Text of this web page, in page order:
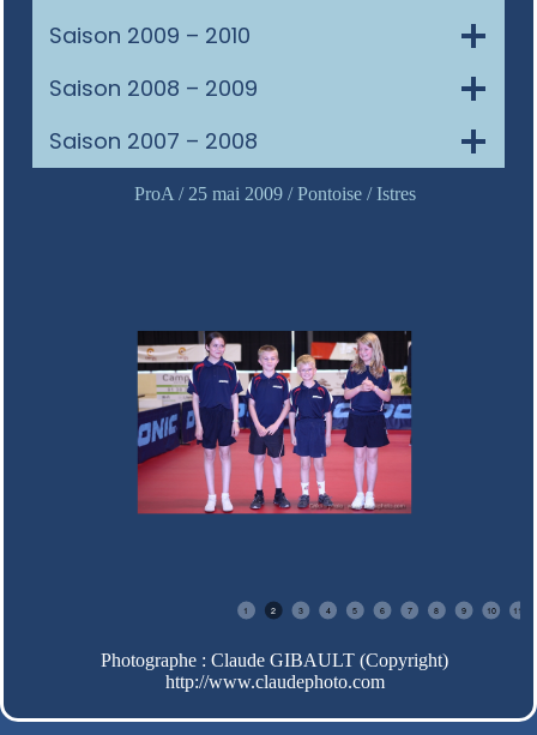
Saison 2009 – 2010
Saison 2008 – 2009
Saison 2007 – 2008
ProA / 25 mai 2009 / Pontoise / Istres
1 2 3 4 5 6 7 8 9 10 11
Photographe : Claude GIBAULT (Copyright)
http://www.claudephoto.com